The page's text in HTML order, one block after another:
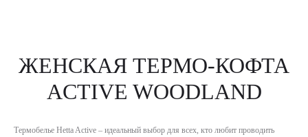
ЖЕНСКАЯ ТЕРМО-КОФТА
ACTIVE WOODLAND
Термобелье Hetta Active – идеальный выбор для всех, кто любит проводить